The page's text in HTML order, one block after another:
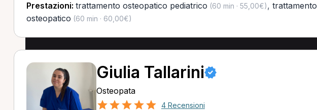
Prestazioni: trattamento osteopatico pediatrico (60 min · 55,00€), trattamento
osteopatico (60 min · 60,00€)
Giulia Tallarini
Osteopata
4 Recensioni